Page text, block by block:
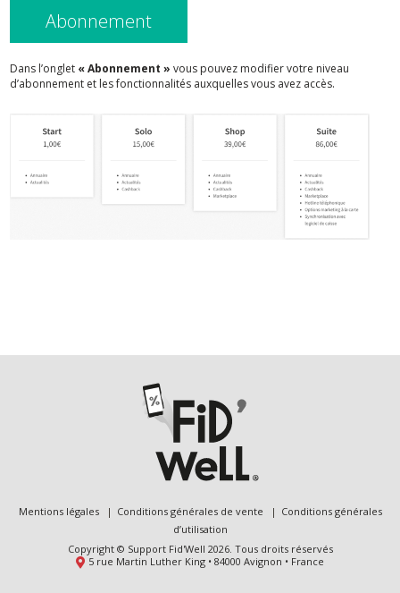
Abonnement
Dans l’onglet « Abonnement »vous pouvez modifier votre niveau
d’abonnement et les fonctionnalités auxquelles vous avez accès.
Mentions légales Conditions générales de vente
Conditions générales
d’utilisation
Copyright © Support Fid'Well 2026. Tous droits réservés
5 rue Martin Luther King • 84000 Avignon • France